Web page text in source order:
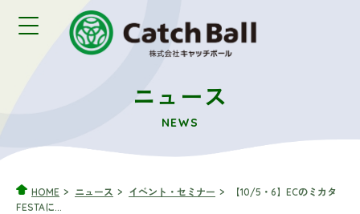
ニュース
NEWS
HOME ニュース イベント・セミナー
【10/5・6】ECのミカタ
FESTAに...